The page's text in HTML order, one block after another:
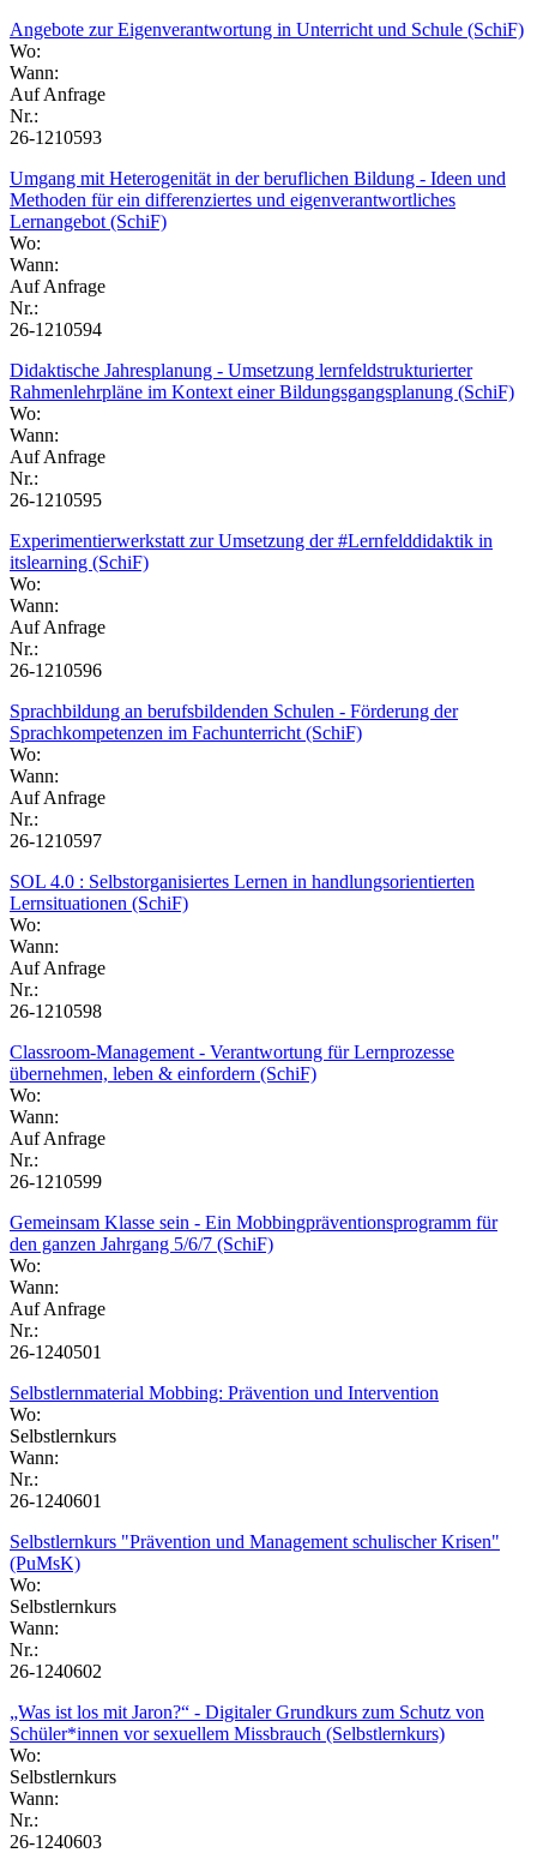
Angebote zur Eigenverantwortung in Unterricht und Schule (SchiF)
Wo:
Wann:
Auf Anfrage
Nr.:
26-1210593
Umgang mit Heterogenität in der beruflichen Bildung - Ideen und
Methoden für ein differenziertes und eigenverantwortliches
Lernangebot (SchiF)
Wo:
Wann:
Auf Anfrage
Nr.:
26-1210594
Didaktische Jahresplanung - Umsetzung lernfeldstrukturierter
Rahmenlehrpläne im Kontext einer Bildungsgangsplanung (SchiF)
Wo:
Wann:
Auf Anfrage
Nr.:
26-1210595
Experimentierwerkstatt zur Umsetzung der #Lernfelddidaktik in
itslearning (SchiF)
Wo:
Wann:
Auf Anfrage
Nr.:
26-1210596
Sprachbildung an berufsbildenden Schulen - Förderung der
Sprachkompetenzen im Fachunterricht (SchiF)
Wo:
Wann:
Auf Anfrage
Nr.:
26-1210597
SOL 4.0 : Selbstorganisiertes Lernen in handlungsorientierten
Lernsituationen (SchiF)
Wo:
Wann:
Auf Anfrage
Nr.:
26-1210598
Classroom-Management - Verantwortung für Lernprozesse
übernehmen, leben & einfordern (SchiF)
Wo:
Wann:
Auf Anfrage
Nr.:
26-1210599
Gemeinsam Klasse sein - Ein Mobbingpräventionsprogramm für
den ganzen Jahrgang 5/6/7 (SchiF)
Wo:
Wann:
Auf Anfrage
Nr.:
26-1240501
Selbstlernmaterial Mobbing: Prävention und Intervention
Wo:
Selbstlernkurs
Wann:
Nr.:
26-1240601
Selbstlernkurs "Prävention und Management schulischer Krisen"
(PuMsK)
Wo:
Selbstlernkurs
Wann:
Nr.:
26-1240602
„Was ist los mit Jaron?“ - Digitaler Grundkurs zum Schutz von
Schüler*innen vor sexuellem Missbrauch (Selbstlernkurs)
Wo:
Selbstlernkurs
Wann:
Nr.:
26-1240603